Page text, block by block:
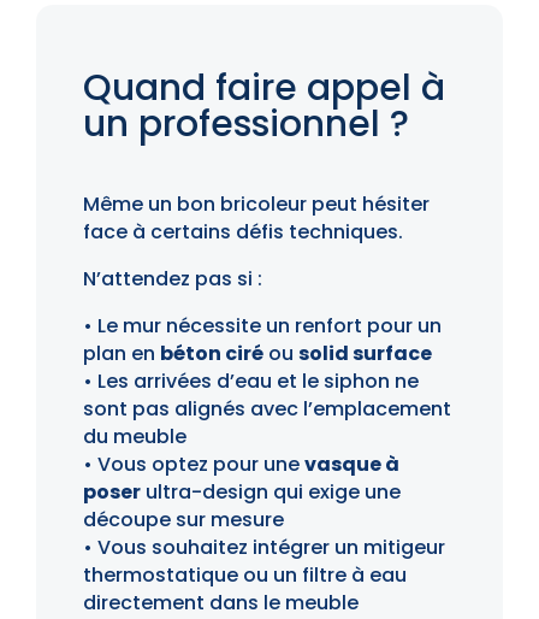
Quand faire appel à
un professionnel ?
Même un bon bricoleur peut hésiter
face à certains défis techniques.
N’attendez pas si :
• Le mur nécessite un renfort pour un
plan en béton ciréou solid surface
• Les arrivées d’eau et le siphon ne
sont pas alignés avec l’emplacement
du meuble
• Vous optez pour unevasque à
poserultra-design qui exige une
découpe sur mesure
• Vous souhaitez intégrer un mitigeur
thermostatique ou un filtre à eau
directement dans le meuble